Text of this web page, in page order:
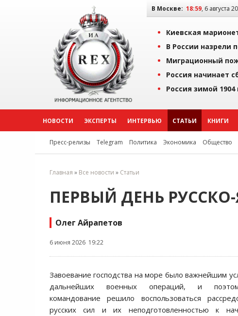
В Москве: 18:59, 6 августа
Киевская
В России назрели
Миграционный
Россия начинает
Россия зимой
НОВОСТИ ЭКСПЕРТЫ ИНТЕРВЬЮ СТАТЬИ КНИГИ
Пресс-релизы Telegram Политика Экономика Общество
Главная » Все новости » Статьи
ПЕРВЫЙ ДЕНЬ
Олег Айрапетов
6 июня 2026 19:22
Завоевание господства на море было важнейшим
дальнейших военных операций, и
командование решило воспользоваться
русских сил и их неподготовленностью к